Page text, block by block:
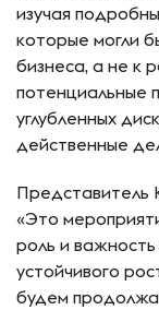
изучая
которые могли
бизнеса, а не к
потенциальные
углубленных
действенные
Представитель
«Это
роль и
устойчивого
будем